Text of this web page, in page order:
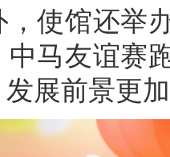
，使馆还举
中马友谊赛
展前景更